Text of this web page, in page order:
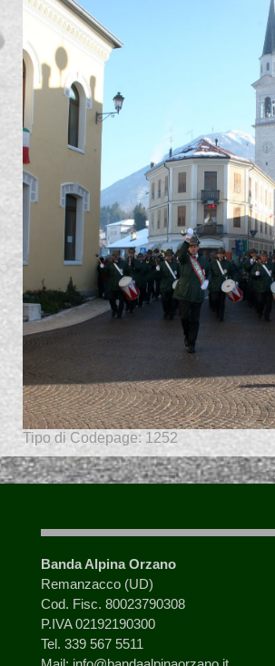
Tipo di Codepage: 1252
Banda Alpina Orzano
Remanzacco (UD)
Cod. Fisc. 80023790308
P.IVA 02192190300
Tel. 339 567 5511